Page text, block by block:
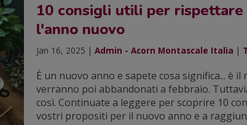
10 consigli utili per
l'anno nuovo
Jan 16, 2025 |Admin - Acorn Montascale Italia |
È un nuovo anno e sapete cosa significa... è
verranno poi abbandonati a febbraio.
così. Continuate a leggere per scoprire 10
vostri propositi per il nuovo anno e a